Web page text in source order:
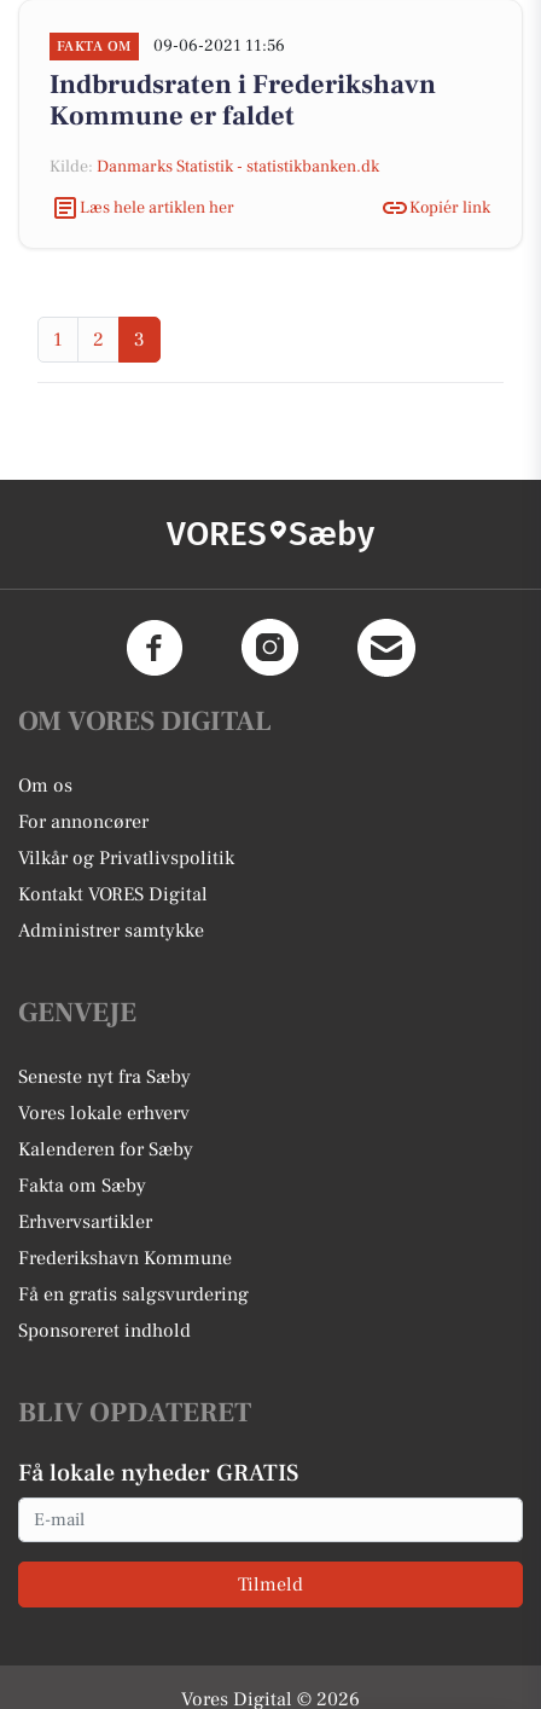
FAKTA OM 09-06-2021 11:56
Indbrudsraten i Frederikshavn
Kommune er faldet
Kilde: Danmarks Statistik - statistikbanken.dk
Læs hele artiklen her
Kopiér link
1 2 3
VORES Sæby
OM VORES DIGITAL
Om os
For annoncører
Vilkår og Privatlivspolitik
Kontakt VORES Digital
Administrer samtykke
GENVEJE
Seneste nyt fra Sæby
Vores lokale erhverv
Kalenderen for Sæby
Fakta om Sæby
Erhvervsartikler
Frederikshavn Kommune
Få en gratis salgsvurdering
Sponsoreret indhold
BLIV OPDATERET
Få lokale nyheder GRATIS
Email
Tilmeld
Vores Digital © 2026